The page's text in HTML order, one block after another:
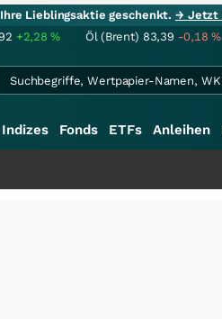
Lieblingsaktie geschenkt.→ Jetzt
+2,28% Öl (Brent) 83,39 -0,18%
Indizes Fonds ETFs Anleihen